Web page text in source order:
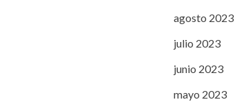
agosto 2023
julio 2023
junio 2023
mayo 2023